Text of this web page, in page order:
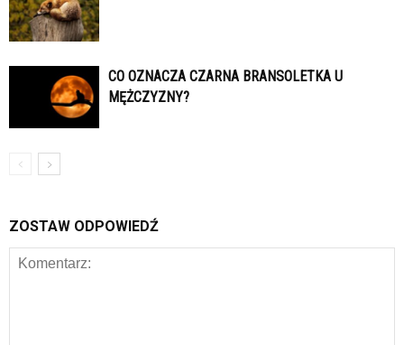
CO OZNACZA CZARNA BRANSOLETKA U
MĘŻCZYZNY?
ZOSTAW ODPOWIEDŹ